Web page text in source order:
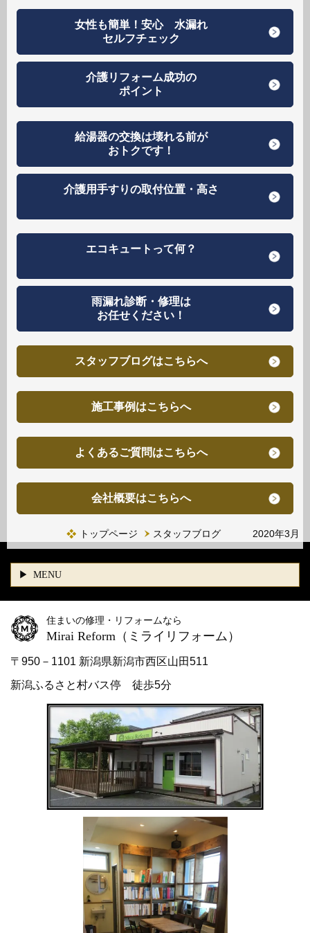
女性も簡単！安心 水漏れ
セルフチェック
介護リフォーム成功の
ポイント
給湯器の交換は壊れる前が
おトクです！
介護用手すりの取付位置・高さ
エコキュートって何？
雨漏れ診断・修理は
お任せください！
スタッフブログはこちらへ
施工事例はこちらへ
よくあるご質問はこちらへ
会社概要はこちらへ
トップページ スタッフブログ 2020年3月
MENU
住まいの修理・リフォームなら
Mirai Reform （ミライリフォーム）
〒950－1101 新潟県新潟市西区山田511
新潟ふるさと村バス停 徒歩5分